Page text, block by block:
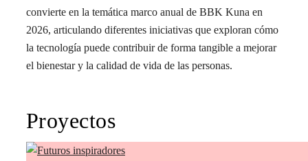
convierte en la temática marco anual de BBK Kuna en
2026, articulando diferentes iniciativas que exploran cómo
la tecnología puede contribuir de forma tangible a mejorar
el bienestar y la calidad de vida de las personas.
Proyectos